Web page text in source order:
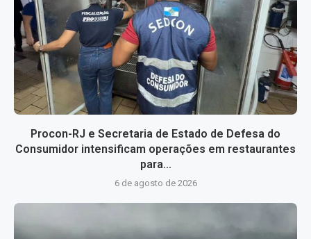
Procon-RJ e Secretaria de Estado de Defesa do
Consumidor intensificam operações em restaurantes
para...
6 de agosto de 2026